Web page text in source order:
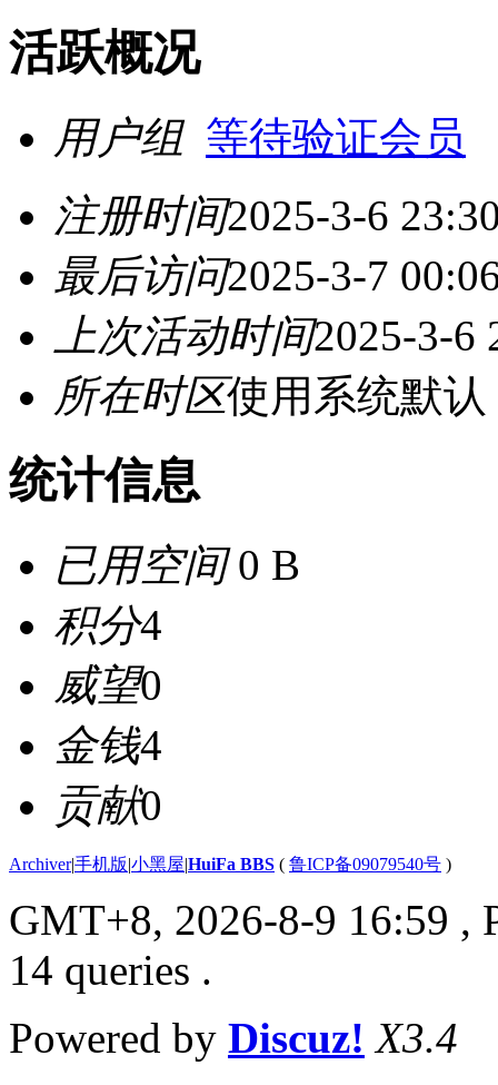
活跃概况
用户组 等待验证会员
注册时间2025-3-6
最后访问2025-3-7
上次活动时间2025-3-6
所在时区使用系统默认
统计信息
已用空间0 B
积分4
威望0
金钱4
贡献0
Archiver|手机版|小黑屋|HuiFa BBS ( 鲁ICP备09079540号 )
GMT+8, 2026-8-9 16:59 ,
14 queries .
Powered by Discuz! X3.4